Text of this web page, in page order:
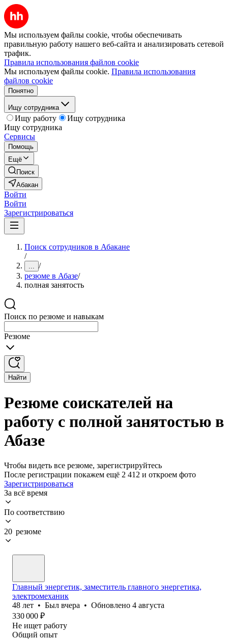
Мы используем файлы cookie, чтобы обеспечивать
правильную работу нашего веб-сайта и анализировать сетевой
трафик.
Правила использования файлов cookie
Мы используем файлы cookie. Правила использования
файлов cookie
Понятно
Ищу сотрудника
Ищу работу
Ищу сотрудника
Ищу сотрудника
Сервисы
Помощь
Ещё
Поиск
Абакан
Войти
Войти
Зарегистрироваться
Поиск сотрудников в Абакане
/
... /
резюме в Абазе/
полная занятость
Поиск по резюме и навыкам
Резюме
Найти
Резюме соискателей на
работу с полной занятостью в
Абазе
Чтобы видеть все резюме, зарегистрируйтесь
После регистрации покажем ещё 2 412 и откроем фото
Зарегистрироваться
За всё время
По соответствию
20 резюме
Главный энергетик, заместитель главного энергетика,
электромеханик
48 лет • Был вчера • Обновлено 4 августа
330 000 ₽
Не ищет работу
Общий опыт